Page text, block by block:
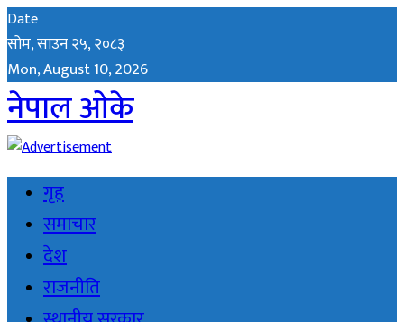
Date
सोम, साउन २५, २०८३
Mon, August 10, 2026
नेपाल ओके
गृह
समाचार
देश
राजनीति